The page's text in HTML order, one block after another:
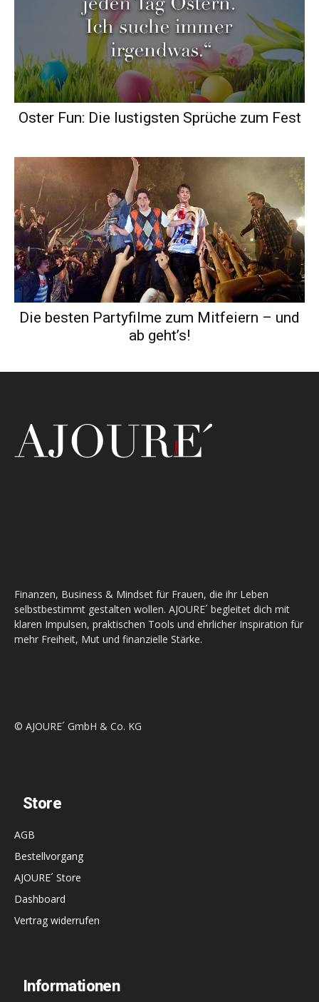
Oster Fun: Die lustigsten Sprüche zum Fest
Die besten Partyfilme zum Mitfeiern – und
ab geht’s!
Finanzen, Business & Mindset für Frauen, die ihr Leben
selbstbestimmt gestalten wollen. AJOURE´ begleitet dich mit
klaren Impulsen, praktischen Tools und ehrlicher Inspiration für
mehr Freiheit, Mut und finanzielle Stärke.
© AJOURE´ GmbH & Co. KG
Store
AGB
Bestellvorgang
AJOURE´ Store
Dashboard
Vertrag widerrufen
Informationen